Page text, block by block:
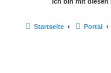
Startseite Portal